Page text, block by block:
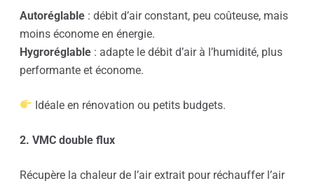
Autoréglable : débit d’air constant, peu coûteuse, mais
moins économe en énergie.
Hygroréglable : adapte le débit d’air à l’humidité, plus
performante et économe.
Idéale en rénovation ou petits budgets.
2. VMC double flux
Récupère la chaleur de l’air extrait pour réchauffer l’air